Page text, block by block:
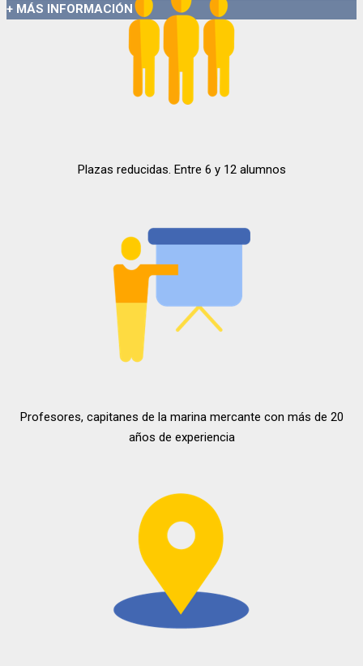
+ MÁS INFORMACIÓN
Plazas reducidas. Entre 6 y 12 alumnos
Profesores, capitanes de la marina mercante con más de 20
años de experiencia